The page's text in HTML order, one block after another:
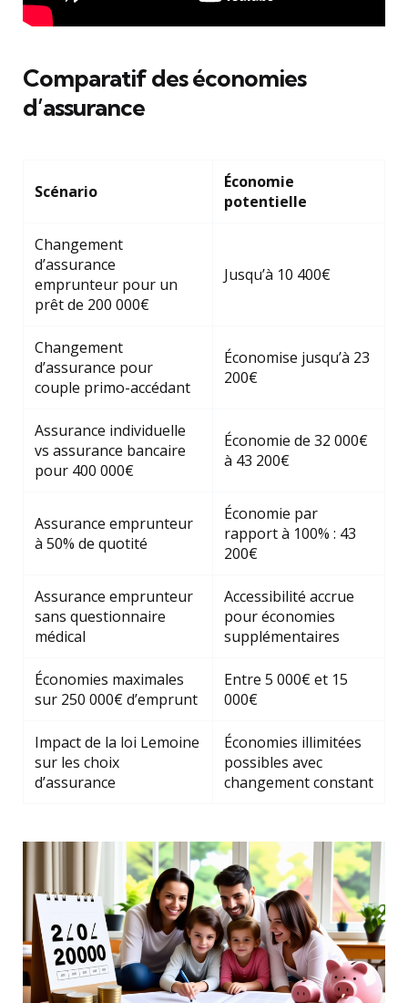
Comparatif des économies
d’assurance
Scénario
Économie
potentielle
Changement
d’assurance
emprunteur pour un
prêt de 200 000€
Jusqu’à 10 400€
Changement
d’assurance pour
couple primo-accédant
Économise jusqu’à 23
200€
Assurance individuelle
vs assurance bancaire
pour 400 000€
Économie de 32 000€
à 43 200€
Assurance emprunteur
à 50% de quotité
Économie par
rapport à 100% : 43
200€
Assurance emprunteur
sans questionnaire
médical
Accessibilité accrue
pour économies
supplémentaires
Économies maximales
sur 250 000€ d’emprunt
Entre 5 000€ et 15
000€
Impact de la loi Lemoine
sur les choix
d’assurance
Économies illimitées
possibles avec
changement constant